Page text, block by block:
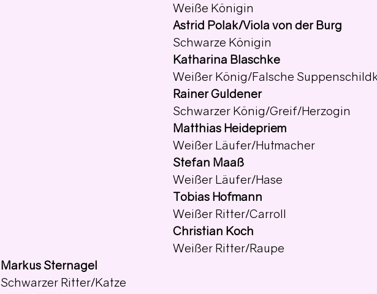
Weiße Königin
Astrid Polak/Viola von der Burg
Schwarze Königin
Katharina Blaschke
Weißer König/Falsche
Rainer Guldener
Schwarzer König/Greif/Herzogin
Matthias Heidepriem
Weißer Läufer/Hutmacher
Stefan Maaß
Weißer Läufer/Hase
Tobias Hofmann
Weißer Ritter/Carroll
Christian Koch
Weißer Ritter/Raupe
Markus Sternagel
Schwarzer Ritter/Katze